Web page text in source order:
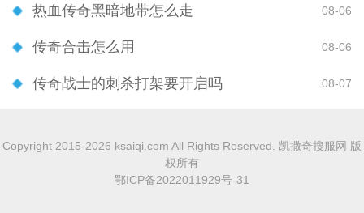
热血传奇黑暗地带怎么走 08-06
传奇合击怎么用 08-06
传奇战士的刺杀打架要开启吗 08-07
Copyright 2015-2026 ksaiqi.com All Rights Reserved. 凯撒奇搜服网 版
权所有
鄂ICP备2022011929号-31